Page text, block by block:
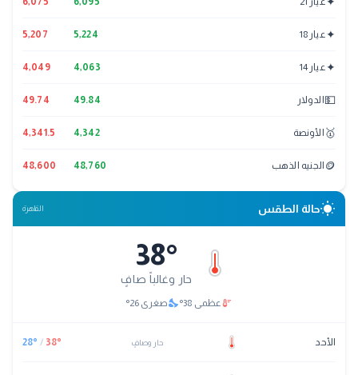
✦عيار 18 5,224
5,207
✦عيار 14 4,063
4,049
💵 الدولار 49.84
49.74
🥇 الأونصة 4,342
4,341.5
🪙 الجنيه الذهب 48,760
48,600
wb_sunnyحالة الطقس القاهرة
38°
حار وغالباً صافٍ
thermostatعظمى 38
°
nights_stayصغرى 26
°
الأحد حار وصافٍ 38°
/
28°